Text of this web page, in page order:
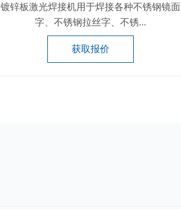
镀锌板激光焊接机用于焊接各种不锈钢镜面
字、不锈钢拉丝字、不锈...
获取报价